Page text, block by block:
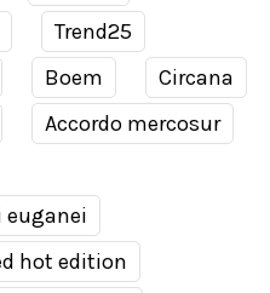
Trend25
Boem
Circana
Accordo mercosur
euganei
hot edition